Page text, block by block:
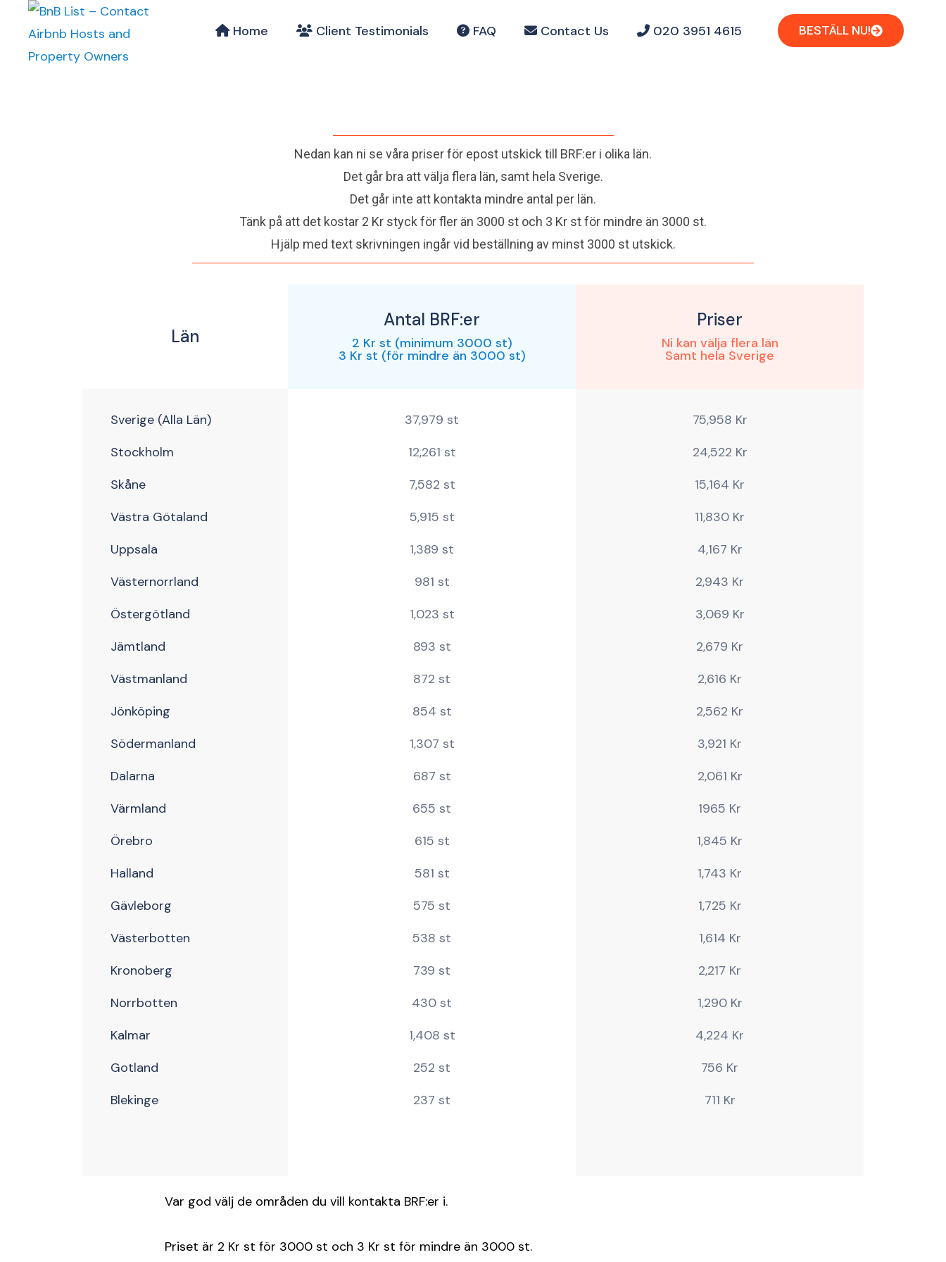
Home Client Testimonials FAQ Contact Us 020 3951 4615 BESTÄLL NU!
Nedan kan ni se våra priser för epost utskick till BRF:er i olika län.
Det går bra att välja flera län, samt hela Sverige.
Det går inte att kontakta mindre antal per län.
Tänk på att det kostar 2 Kr styck för fler än 3000 st och 3 Kr st för mindre än 3000 st.
Hjälp med text skrivningen ingår vid beställning av minst 3000 st utskick.
Län
Antal BRF:er
2 Kr st (minimum 3000 st)
3 Kr st (för mindre än 3000 st)
Priser
Ni kan välja flera län
Samt hela Sverige
Sverige (Alla Län) 37,979 st
75,958 Kr
Stockholm
12,261 st
24,522 Kr
Skåne
7,582 st
15,164 Kr
Västra Götaland
5,915 st
11,830 Kr
Uppsala
1,389 st
4,167 Kr
Västernorrland
981 st
2,943 Kr
Östergötland
1,023 st
3,069 Kr
Jämtland
893 st
2,679 Kr
Västmanland
872 st
2,616 Kr
Jönköping
854 st
2,562 Kr
Södermanland
1,307 st
3,921 Kr
Dalarna
687 st
2,061 Kr
Värmland
655 st
1965 Kr
Örebro
615 st
1,845 Kr
Halland
581 st
1,743 Kr
Gävleborg
575 st
1,725 Kr
Västerbotten
538 st
1,614 Kr
Kronoberg
739 st
2,217 Kr
Norrbotten
430 st
1,290 Kr
Kalmar
1,408 st
4,224 Kr
Gotland
252 st
756 Kr
Blekinge
237 st 711 Kr
Var god välj de områden du vill kontakta BRF:er i.
Priset är 2 Kr st för 3000 st och 3 Kr st för mindre än 3000 st.